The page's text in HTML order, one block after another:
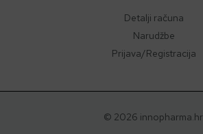
Detalji računa
Narudžbe
Prijava/Registracija
© 2026 innopharma.hr.